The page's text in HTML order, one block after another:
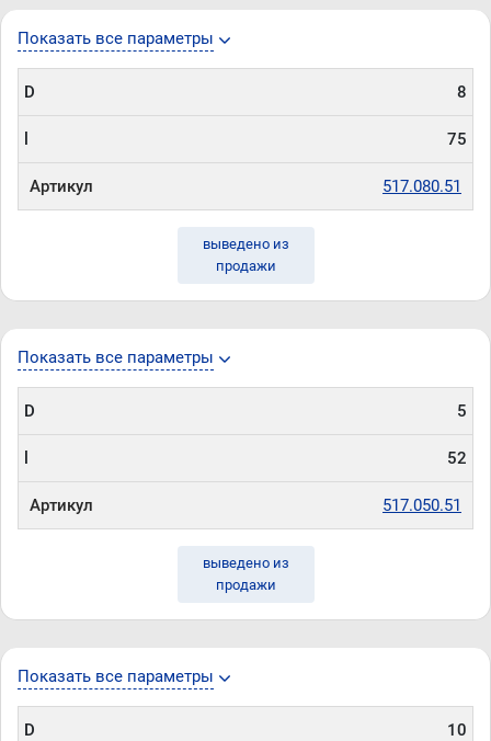
Показать все параметры
D 8
75
Артикул 517.080.51
выведено из
продажи
Показать все параметры
D 5
52
Артикул 517.050.51
выведено из
продажи
Показать все параметры
D 10